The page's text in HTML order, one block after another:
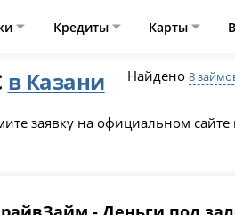
Кредиты Карты
в Казани Найдено 8
заявку на официальном